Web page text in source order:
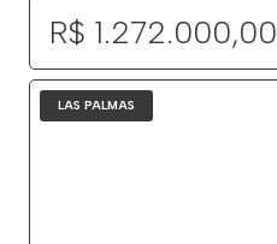
R$ 1.272.000,00
LAS PALMAS